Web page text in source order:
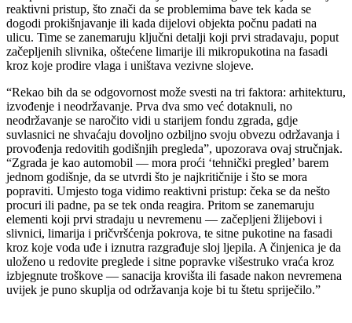
reaktivni pristup, što znači da se problemima bave tek kada se
dogodi prokišnjavanje ili kada dijelovi objekta počnu padati na
ulicu. Time se zanemaruju ključni detalji koji prvi stradavaju, poput
začepljenih slivnika, oštećene limarije ili mikropukotina na fasadi
kroz koje prodire vlaga i uništava vezivne slojeve.
“Rekao bih da se odgovornost može svesti na tri faktora: arhitekturu,
izvođenje i neodržavanje. Prva dva smo već dotaknuli, no
neodržavanje se naročito vidi u starijem fondu zgrada, gdje
suvlasnici ne shvaćaju dovoljno ozbiljno svoju obvezu održavanja i
provođenja redovitih godišnjih pregleda”, upozorava ovaj stručnjak.
“Zgrada je kao automobil — mora proći ‘tehnički pregled’ barem
jednom godišnje, da se utvrdi što je najkritičnije i što se mora
popraviti. Umjesto toga vidimo reaktivni pristup: čeka se da nešto
procuri ili padne, pa se tek onda reagira. Pritom se zanemaruju
elementi koji prvi stradaju u nevremenu — začepljeni žlijebovi i
slivnici, limarija i pričvršćenja pokrova, te sitne pukotine na fasadi
kroz koje voda uđe i iznutra razgrađuje sloj ljepila. A činjenica je da
uloženo u redovite preglede i sitne popravke višestruko vraća kroz
izbjegnute troškove — sanacija krovišta ili fasade nakon nevremena
uvijek je puno skuplja od održavanja koje bi tu štetu spriječilo.”